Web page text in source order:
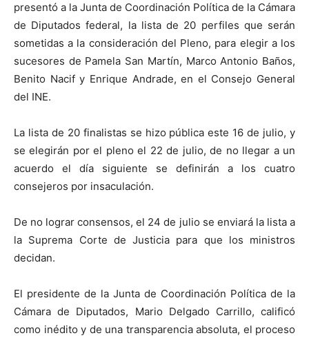
presentó a la Junta de Coordinación Política de la Cámara
de Diputados federal, la lista de 20 perfiles que serán
sometidas a la consideración del Pleno, para elegir a los
sucesores de Pamela San Martín, Marco Antonio Baños,
Benito Nacif y Enrique Andrade, en el Consejo General
del INE.
La lista de 20 finalistas se hizo pública este 16 de julio, y
se elegirán por el pleno el 22 de julio, de no llegar a un
acuerdo el día siguiente se definirán a los cuatro
consejeros por insaculación.
De no lograr consensos, el 24 de julio se enviará la lista a
la Suprema Corte de Justicia para que los ministros
decidan.
El presidente de la Junta de Coordinación Política de la
Cámara de Diputados, Mario Delgado Carrillo, calificó
como inédito y de una transparencia absoluta, el proceso